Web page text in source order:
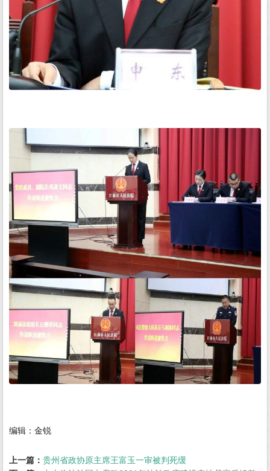
编辑：金锐
上一篇： 贵州省政协原主席王富玉一审被判死缓